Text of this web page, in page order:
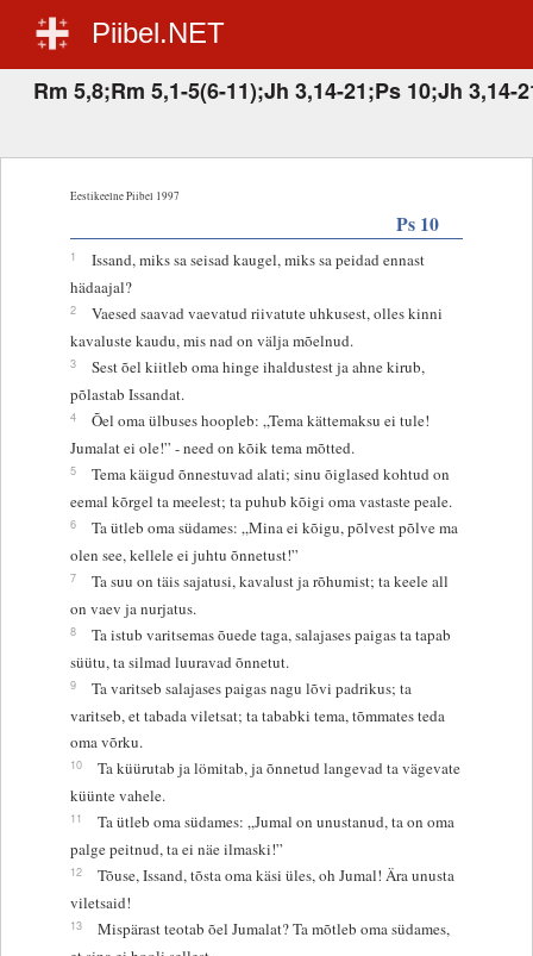
Piibel.NET
Rm 5,8;Rm 5,1-5(6-11);Jh 3,14-21;Ps 10;Jh 3,14-
Eestikeelne Piibel 1997
Ps 10
1
Issand, miks sa seisad kaugel, miks sa peidad ennast
hädaajal?
2
Vaesed saavad vaevatud riivatute uhkusest, olles kinni
kavaluste kaudu, mis nad on välja mõelnud.
3
Sest õel kiitleb oma hinge ihaldustest ja ahne kirub,
põlastab Issandat.
4
Õel oma ülbuses hoopleb: „Tema kättemaksu ei tule!
Jumalat ei ole!” - need on kõik tema mõtted.
5
Tema käigud õnnestuvad alati; sinu õiglased kohtud on
eemal kõrgel ta meelest; ta puhub kõigi oma vastaste peale.
6
Ta ütleb oma südames: „Mina ei kõigu, põlvest põlve ma
olen see, kellele ei juhtu õnnetust!”
7
Ta suu on täis sajatusi, kavalust ja rõhumist; ta keele all
on vaev ja nurjatus.
8
Ta istub varitsemas õuede taga, salajases paigas ta tapab
süütu, ta silmad luuravad õnnetut.
9
Ta varitseb salajases paigas nagu lõvi padrikus; ta
varitseb, et tabada viletsat; ta tababki tema, tõmmates teda
oma võrku.
10
Ta küürutab ja lömitab, ja õnnetud langevad ta vägevate
küünte vahele.
11
Ta ütleb oma südames: „Jumal on unustanud, ta on oma
palge peitnud, ta ei näe ilmaski!”
12
Tõuse, Issand, tõsta oma käsi üles, oh Jumal! Ära unusta
viletsaid!
13
Mispärast teotab õel Jumalat? Ta mõtleb oma südames,